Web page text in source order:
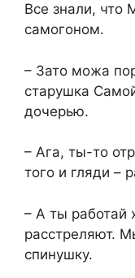
Все знали, что
самогоном.
– Зато можа
старушка
дочерью.
– Ага, ты-то
того и гляди –
– А ты работай
расстреляют.
спинушку.